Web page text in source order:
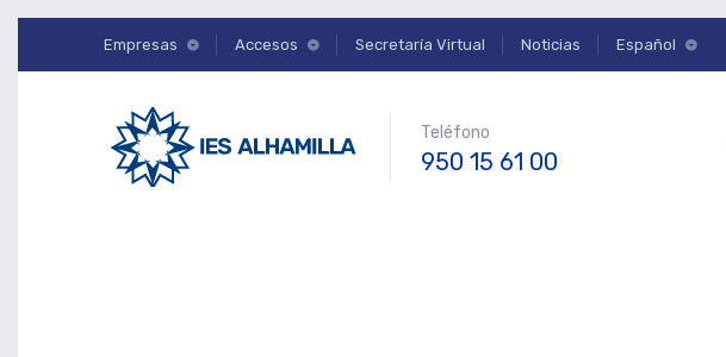
Empresas Accesos Secretaría Virtual Noticias Español
Teléfono
950 15 61 00